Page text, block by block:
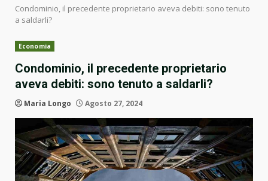
Condominio, il precedente proprietario aveva debiti: sono tenuto
a saldarli?
Economia
Condominio, il precedente proprietario
aveva debiti: sono tenuto a saldarli?
Maria Longo Agosto 27, 2024